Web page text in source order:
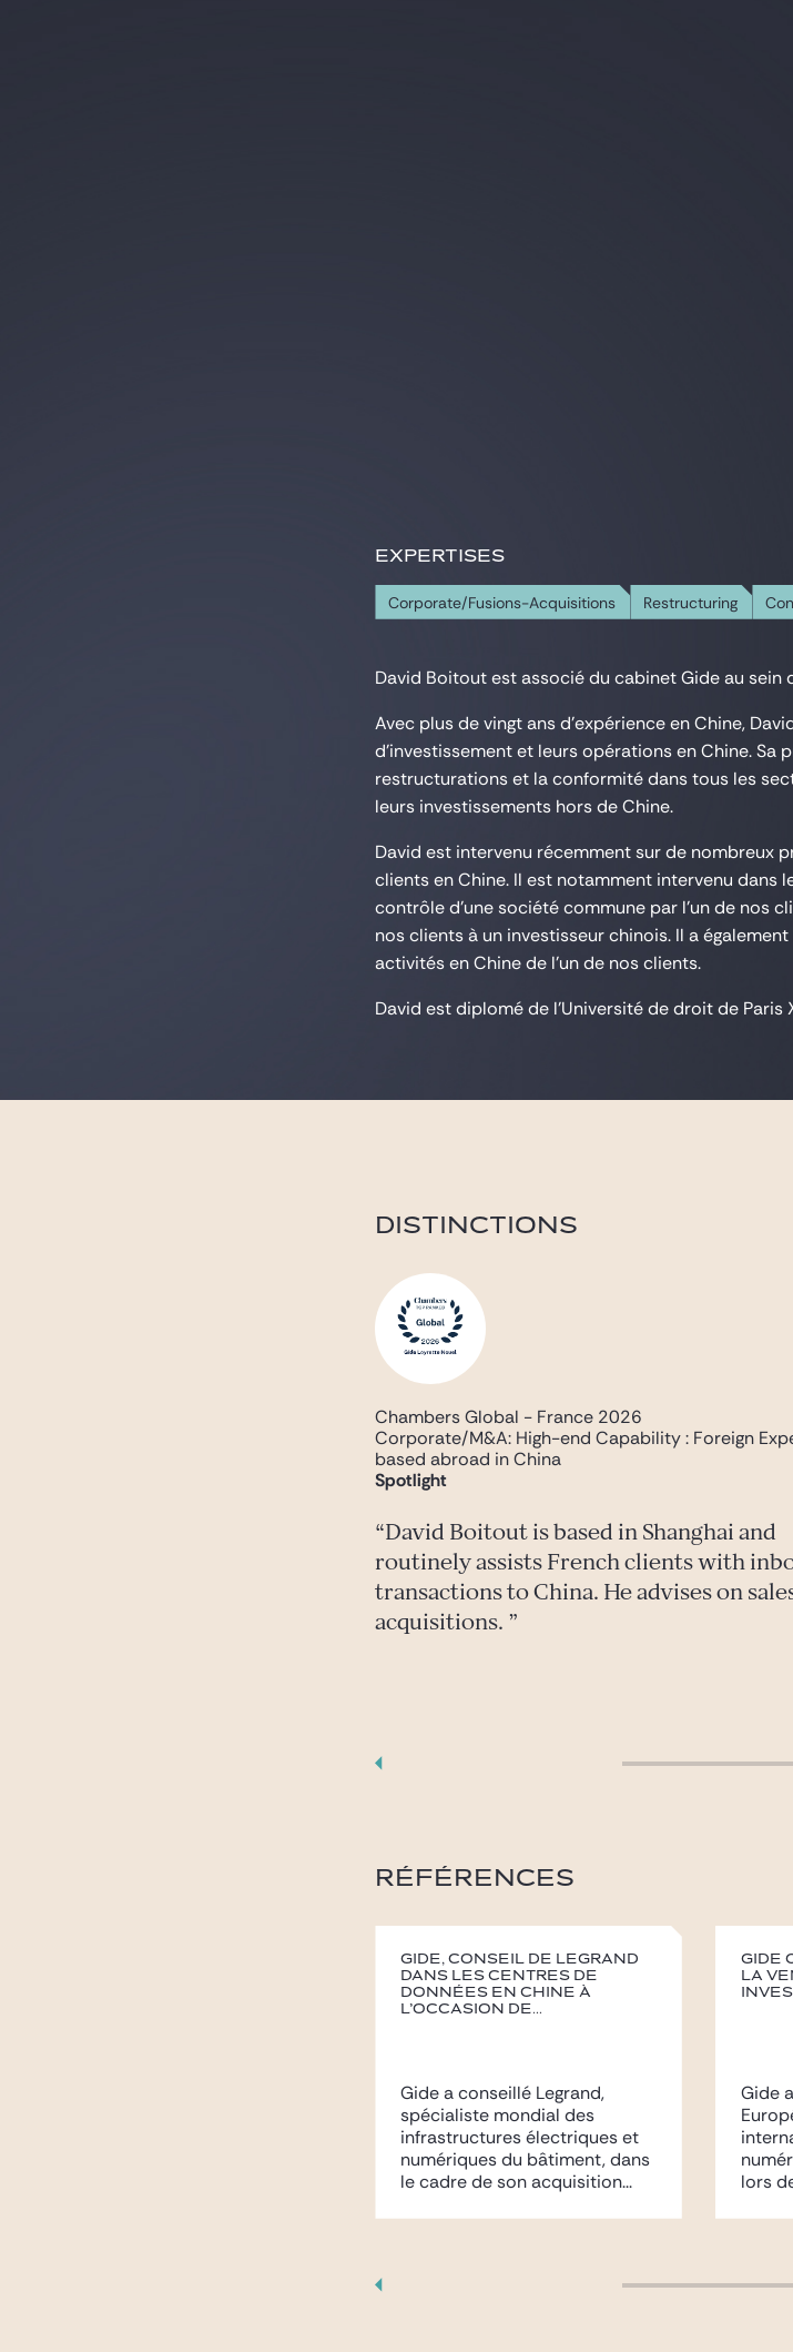
EXPERTISES
Corporate/Fusions-Acquisitions Restructuring
David Boitout est associé du cabinet Gide au sein
Avec plus de vingt ans d'expérience en Chine,
d'investissement et leurs opérations en Chine. Sa
restructurations et la conformité dans tous les
leurs investissements hors de Chine.
David est intervenu récemment sur de nombreux
clients en Chine. Il est notamment intervenu
contrôle d'une société commune par l'un de nos
nos clients à un investisseur chinois. Il a
activités en Chine de l'un de nos clients.
David est diplomé de l'Université de droit de Paris
DISTINCTIONS
Chambers Global - France 2026
Corporate/M&A: High-end Capability : Foreign
based abroad in China
Spotlight
David Boitout is based in Shanghai and
routinely assists French clients with
transactions to China. He advises on
acquisitions.
RÉFÉRENCES
Gide, conseil de Legrand
dans les centres de
données en Chine à
l’occasion de...
Gide a conseillé Legrand,
spécialiste mondial des
infrastructures électriques et
numériques du bâtiment, dans
le cadre de son acquisition...
Gide
la
Gide
lors